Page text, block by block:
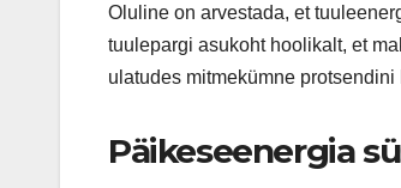
Oluline on arvestada, et
tuulepargi asukoht hoolikalt, et
ulatudes mitmekümne
Päikeseenergia